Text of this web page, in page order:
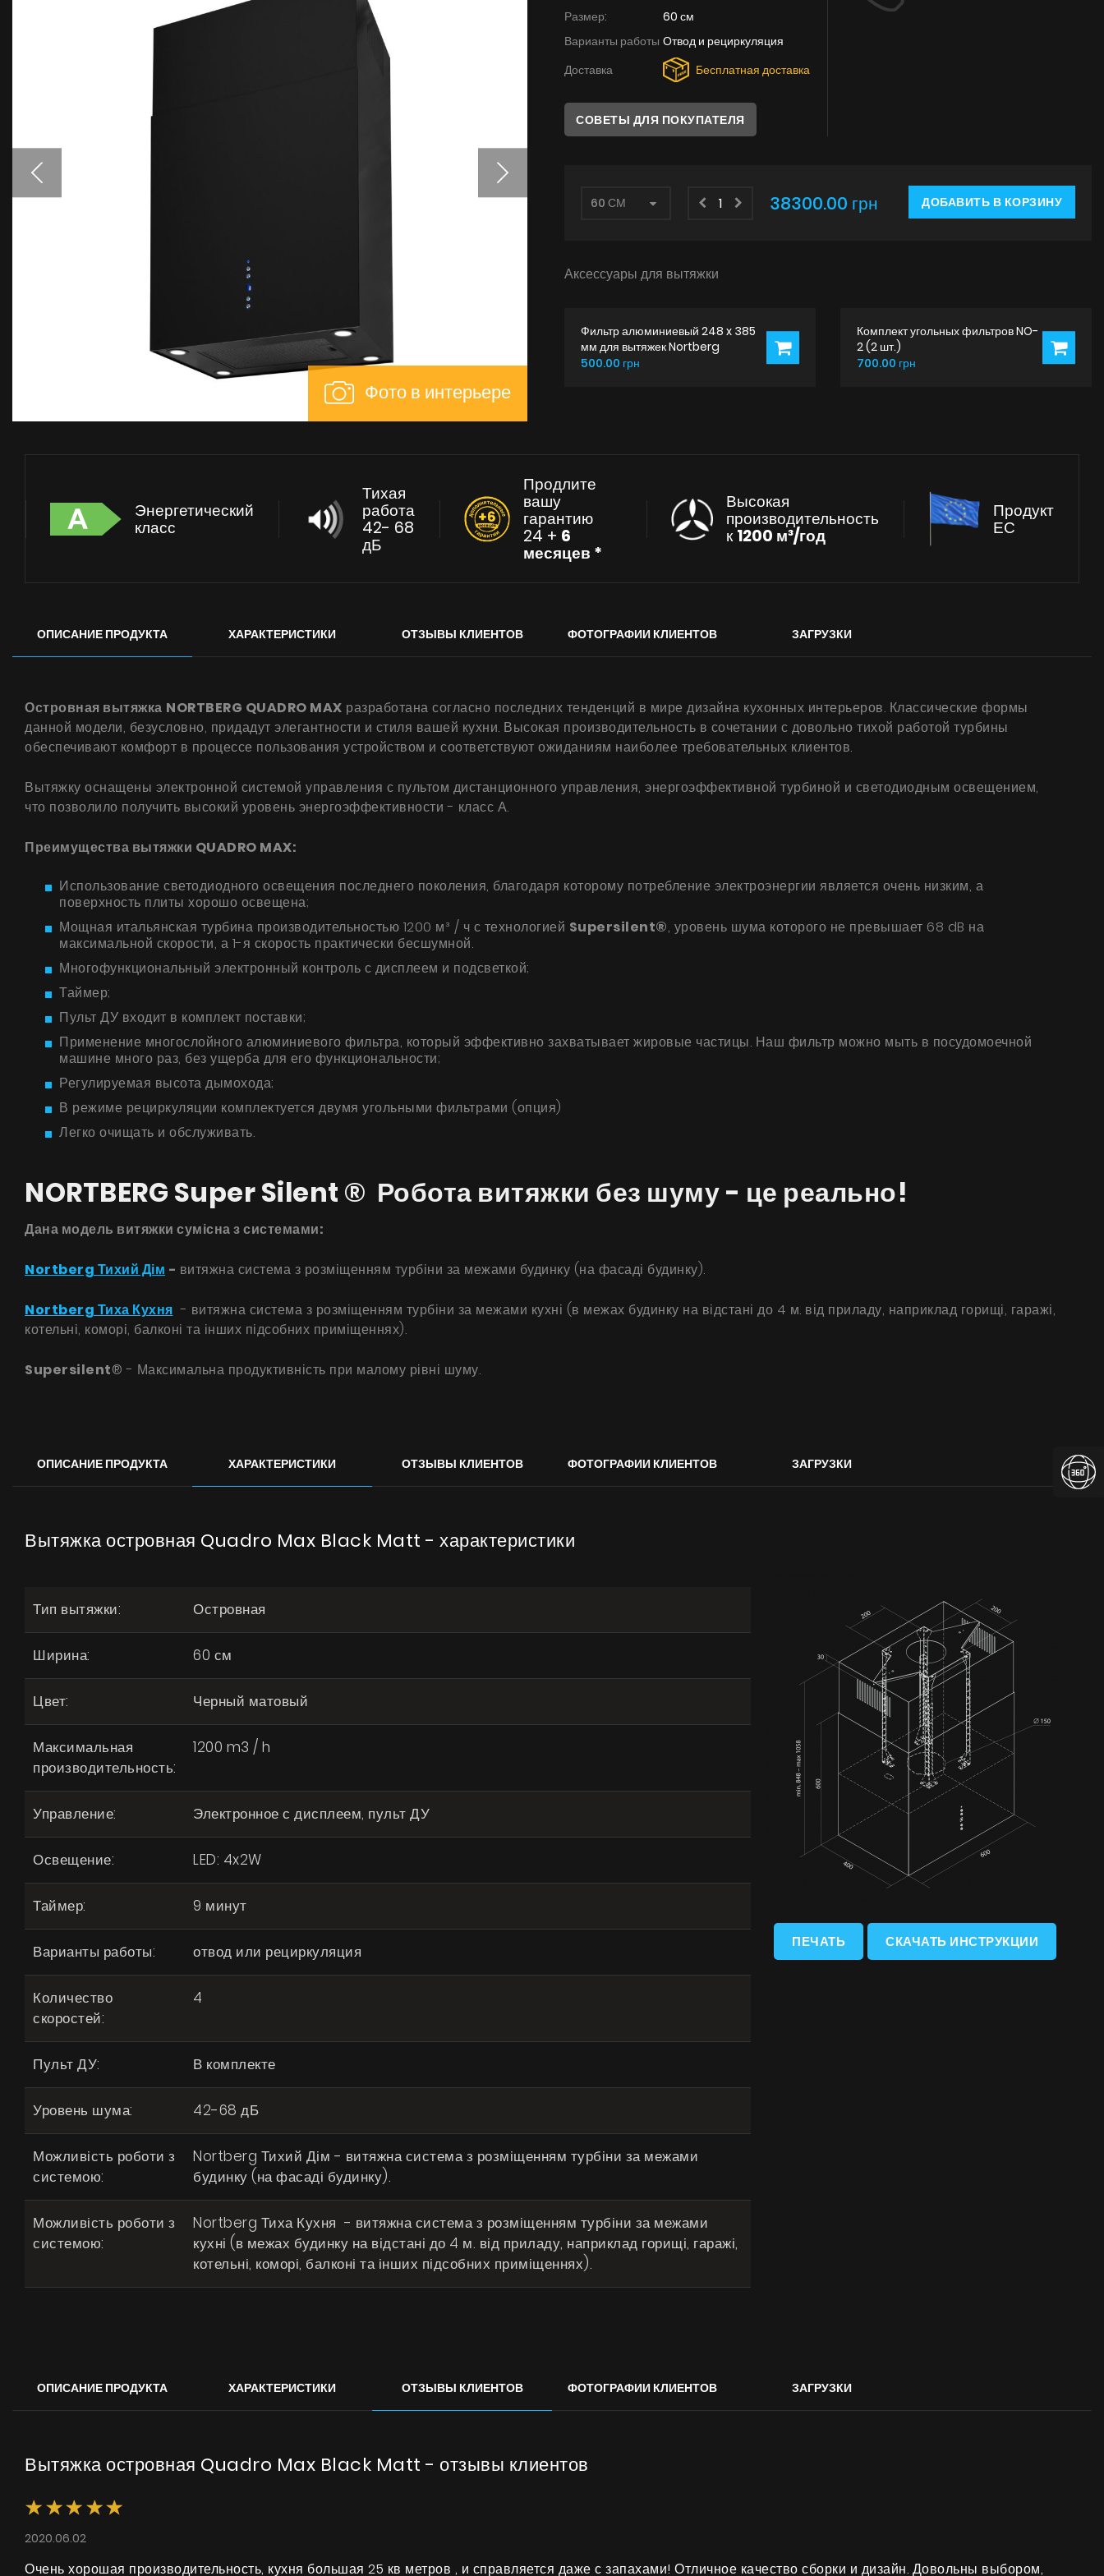
Продукты
Где купить
Галерея
Сотрудничество
Фото в интерьере
Размер:
60 см
Варианты работы Отвод и рециркуляция
Доставка
Бесплатная доставка
СОВЕТЫ ДЛЯ ПОКУПАТЕЛЯ
38300.00 грн ДОБАВИТЬ В КОРЗИНУ
Аксессуары для вытяжки
Фильтр алюминиевый 248 x 385
мм для вытяжек Nortberg
500.00 грн
Комплект угольных фильтров NO-
2 (2 шт.)
700.00 грн
Энергетический
класс
Тихая
работа
42- 68
дБ
Продлите
вашу
гарантию
24 + 6
месяцев *
Высокая
производительность
к1200 м³/год
Продукт
ЕС
ОПИСАНИЕ ПРОДУКТА ХАРАКТЕРИСТИКИ ОТЗЫВЫ КЛИЕНТОВ ФОТОГРАФИИ КЛИЕНТОВ ЗАГРУЗКИ
Островная вытяжка NORTBERG QUADRO MAX разработана согласно последних тенденций в мире дизайна кухонных интерьеров. Классические формы
данной модели, безусловно, придадут элегантности и стиля вашей кухни. Высокая производительность в сочетании с довольно тихой работой турбины
обеспечивают комфорт в процессе пользования устройством и соответствуют ожиданиям наиболее требовательных клиентов.
Вытяжку оснащены электронной системой управления с пультом дистанционного управления, энергоэффективной турбиной и светодиодным освещением,
что позволило получить высокий уровень энергоэффективности - класс А.
Преимущества вытяжки QUADRO MAX:
Использование светодиодного освещения последнего поколения, благодаря которому потребление электроэнергии является очень низким, а
поверхность плиты хорошо освещена;
Мощная итальянская турбина производительностью 1200 м³ / ч с технологией Supersilent®, уровень шума которого не превышает 68 dB на
максимальной скорости, а 1-я скорость практически бесшумной.
Многофункциональный электронный контроль с дисплеем и подсветкой;
Таймер;
Пульт ДУ входит в комплект поставки;
Применение многослойного алюминиевого фильтра, который эффективно захватывает жировые частицы. Наш фильтр можно мыть в посудомоечной
машине много раз, без ущерба для его функциональности;
Регулируемая высота дымохода;
В режиме рециркуляции комплектуется двумя угольными фильтрами (опция)
Легко очищать и обслуживать.
NORTBERG Super Silent ® Робота витяжки без шуму - це реально!
Дана модель витяжки сумісна з системами:
Nortberg Тихий Дім - витяжна система з розміщенням турбіни за межами будинку (на фасаді будинку).
Nortberg Тиха Кухня - витяжна система з розміщенням турбіни за межами кухні (в межах будинку на відстані до 4 м. від приладу, наприклад горищі, гаражі,
котельні, коморі, балконі та інших підсобних приміщеннях).
Supersilent® - Максимальна продуктивність при малому рівні шуму.
ОПИСАНИЕ ПРОДУКТА ХАРАКТЕРИСТИКИ ОТЗЫВЫ КЛИЕНТОВ ФОТОГРАФИИ КЛИЕНТОВ ЗАГРУЗКИ
Вытяжка островная Quadro Max Black Matt - характеристики
Тип вытяжки: Островная
Ширина: 60 см
Цвет: Черный матовый
Максимальная
производительность:
1200 m3 / h
Управление: Электронное с дисплеем, пульт ДУ
Освещение: LED: 4x2W
Таймер: 9 минут
Варианты работы: отвод или рециркуляция
Количество
скоростей:
4
Пульт ДУ: В комплекте
Уровень шума: 42-68 дБ
Можливість роботи з
системою:
Nortberg Тихий Дім - витяжна система з розміщенням турбіни за межами
будинку (на фасаді будинку).
Можливість роботи з
системою:
Nortberg Тиха Кухня - витяжна система з розміщенням турбіни за межами
кухні (в межах будинку на відстані до 4 м. від приладу, наприклад горищі, гаражі,
котельні, коморі, балконі та інших підсобних приміщеннях).
ПЕЧАТЬ СКАЧАТЬ ИНСТРУКЦИИ
ОПИСАНИЕ ПРОДУКТА ХАРАКТЕРИСТИКИ ОТЗЫВЫ КЛИЕНТОВ ФОТОГРАФИИ КЛИЕНТОВ ЗАГРУЗКИ
Вытяжка островная Quadro Max Black Matt - отзывы клиентов
2020.06.02
Очень хорошая производительность, кухня большая 25 кв метров , и справляется даже с запахами! Отличное качество сборки и дизайн. Довольны выбором,